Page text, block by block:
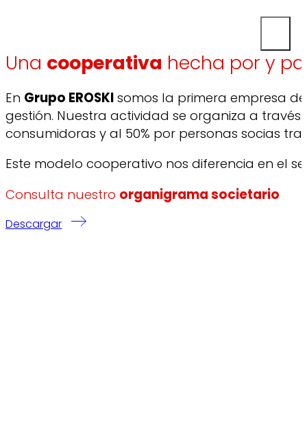
Una cooperativa hecha por y
En Grupo EROSKI somos la primera empresa
gestión. Nuestra actividad se organiza a
consumidoras y al 50% por personas socias
Este modelo cooperativo nos diferencia en el
Consulta nuestro organigrama societario
Descargar